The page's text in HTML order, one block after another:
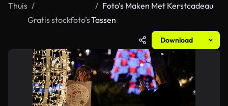
Thuis
Gratis stockfoto’s
Foto's Maken Met Kerstcadeau
Tassen
Download